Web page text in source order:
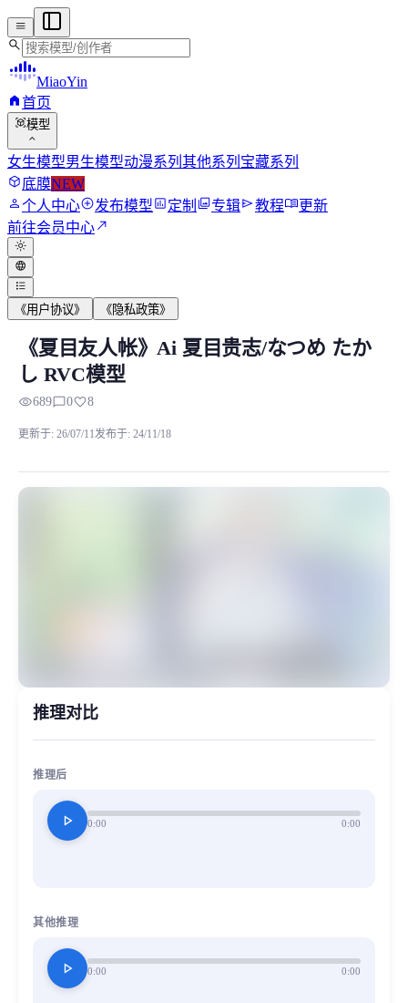
menu
search
MiaoYin
home首页
view_in_ar模型
expand_more
女生模型男生模型动漫系列 其他系列 宝藏系列
deployed_code底膜NEW
person个人中心add_circle发布模型assessment定制 photo_library专辑send教程menu_book更新
前往会员中心north_east
light_mode
language
format_list_bulleted
《用户协议》 《隐私政策》
《夏目友人帐》Ai 夏目贵志/なつめ たか
该项目使用RVC项目训练。 本模型对唱歌不是特...
该项目使用 RVC 项目训练。 本模型对唱歌不是特别好，有
MiaoYin Original Content. Official source: https://klrvc.com.
《夏目友人帐》Ai 夏目贵志/なつめ たか
し RVC模型
visibility689chat_bubble_outline0favorite8
更新于: 26/07/11发布于: 24/11/18
推理对比
推理后
play_arrow 0:00 0:00
其他推理
play_arrow 0:00 0:00